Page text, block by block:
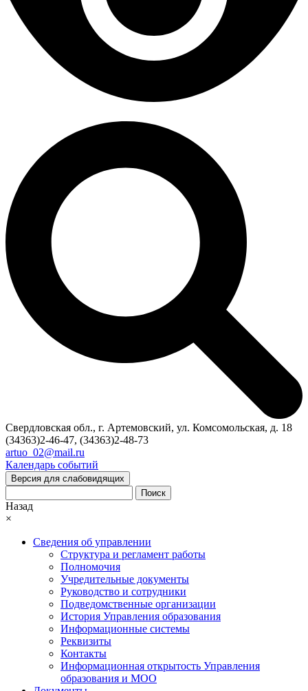
Свердловская обл., г. Артемовский, ул. Комсомольская, д. 18
(34363)2-46-47, (34363)2-48-73
artuo_02@mail.ru
Календарь событий
Версия для слабовидящих
Поиск
Назад
×
Сведения об управлении
Структура и регламент работы
Полномочия
Учредительные документы
Руководство и сотрудники
Подведомственные организации
История Управления образования
Информационные системы
Реквизиты
Контакты
Информационная открытость Управления
образования и МОО